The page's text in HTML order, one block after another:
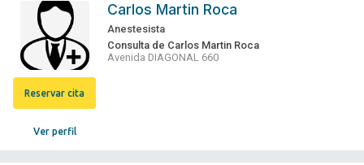
Ver perfil
Reservar cita
Carlos Martin Roca
Anestesista
Consulta de Carlos Martin Roca
Avenida DIAGONAL 660